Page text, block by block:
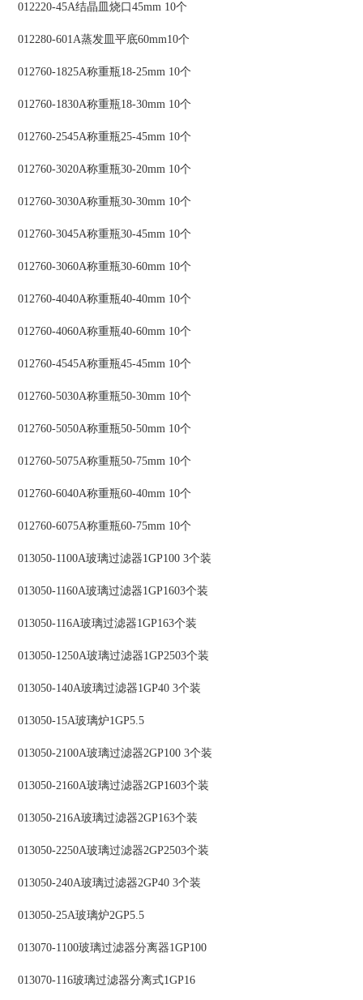
012220-45A结晶皿烧口45mm 10个
012280-601A蒸发皿平底60mm10个
012760-1825A称重瓶18-25mm 10个
012760-1830A称重瓶18-30mm 10个
012760-2545A称重瓶25-45mm 10个
012760-3020A称重瓶30-20mm 10个
012760-3030A称重瓶30-30mm 10个
012760-3045A称重瓶30-45mm 10个
012760-3060A称重瓶30-60mm 10个
012760-4040A称重瓶40-40mm 10个
012760-4060A称重瓶40-60mm 10个
012760-4545A称重瓶45-45mm 10个
012760-5030A称重瓶50-30mm 10个
012760-5050A称重瓶50-50mm 10个
012760-5075A称重瓶50-75mm 10个
012760-6040A称重瓶60-40mm 10个
012760-6075A称重瓶60-75mm 10个
013050-1100A玻璃过滤器1GP100 3个装
013050-1160A玻璃过滤器1GP1603个装
013050-116A玻璃过滤器1GP163个装
013050-1250A玻璃过滤器1GP2503个装
013050-140A玻璃过滤器1GP40 3个装
013050-15A玻璃炉1GP5.5
013050-2100A玻璃过滤器2GP100 3个装
013050-2160A玻璃过滤器2GP1603个装
013050-216A玻璃过滤器2GP163个装
013050-2250A玻璃过滤器2GP2503个装
013050-240A玻璃过滤器2GP40 3个装
013050-25A玻璃炉2GP5.5
013070-1100玻璃过滤器分离器1GP100
013070-116玻璃过滤器分离式1GP16